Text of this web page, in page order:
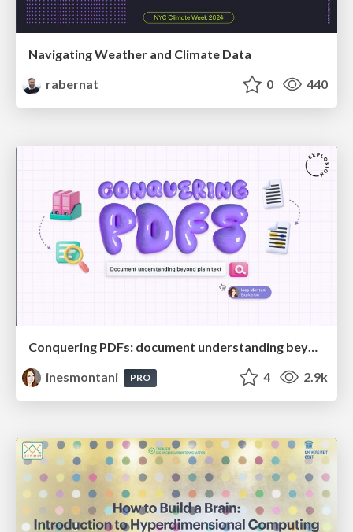
Navigating Weather and Climate Data
rabernat
0 440
Conquering PDFs: document understanding beyond plain text
inesmontani
PRO 4 2.9k